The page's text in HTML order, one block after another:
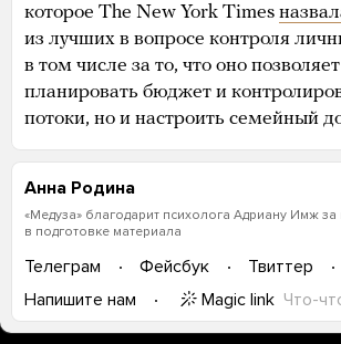
которое The New York Times
из лучших в вопросе контроля
в том числе за то, что оно
планировать бюджет и
потоки, но и настроить семейный
Анна Родина
«Медуза» благодарит психолога Адриану Имж
в подготовке материала
Телеграм Фейсбук Твиттер
Напишите нам
Magic link Что-